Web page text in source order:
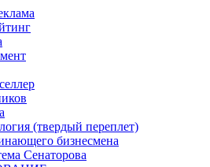
(твердый переплет)
бизнесмена
Сенаторова